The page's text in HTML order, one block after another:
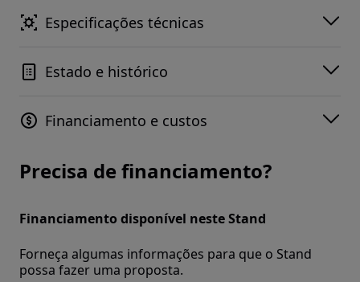
Especificações técnicas
Estado e histórico
Financiamento e custos
Precisa de financiamento?
Financiamento disponível neste Stand
Forneça algumas informações para que o Stand
possa fazer uma proposta.